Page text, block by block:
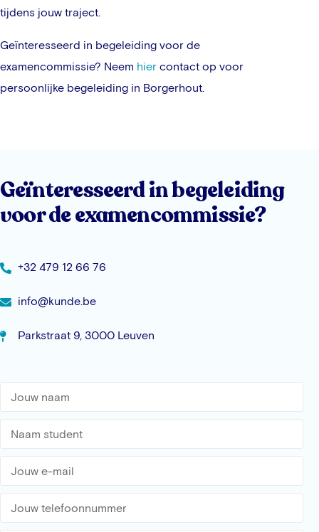
tijdens jouw traject.
Geïnteresseerd in begeleiding voor de
examencommissie? Neem hier contact op voor
persoonlijke begeleiding in Borgerhout.
Geïnteresseerd in begeleiding
voor de examencommissie?
+32 479 12 66 76
info@kunde.be
Parkstraat 9, 3000 Leuven